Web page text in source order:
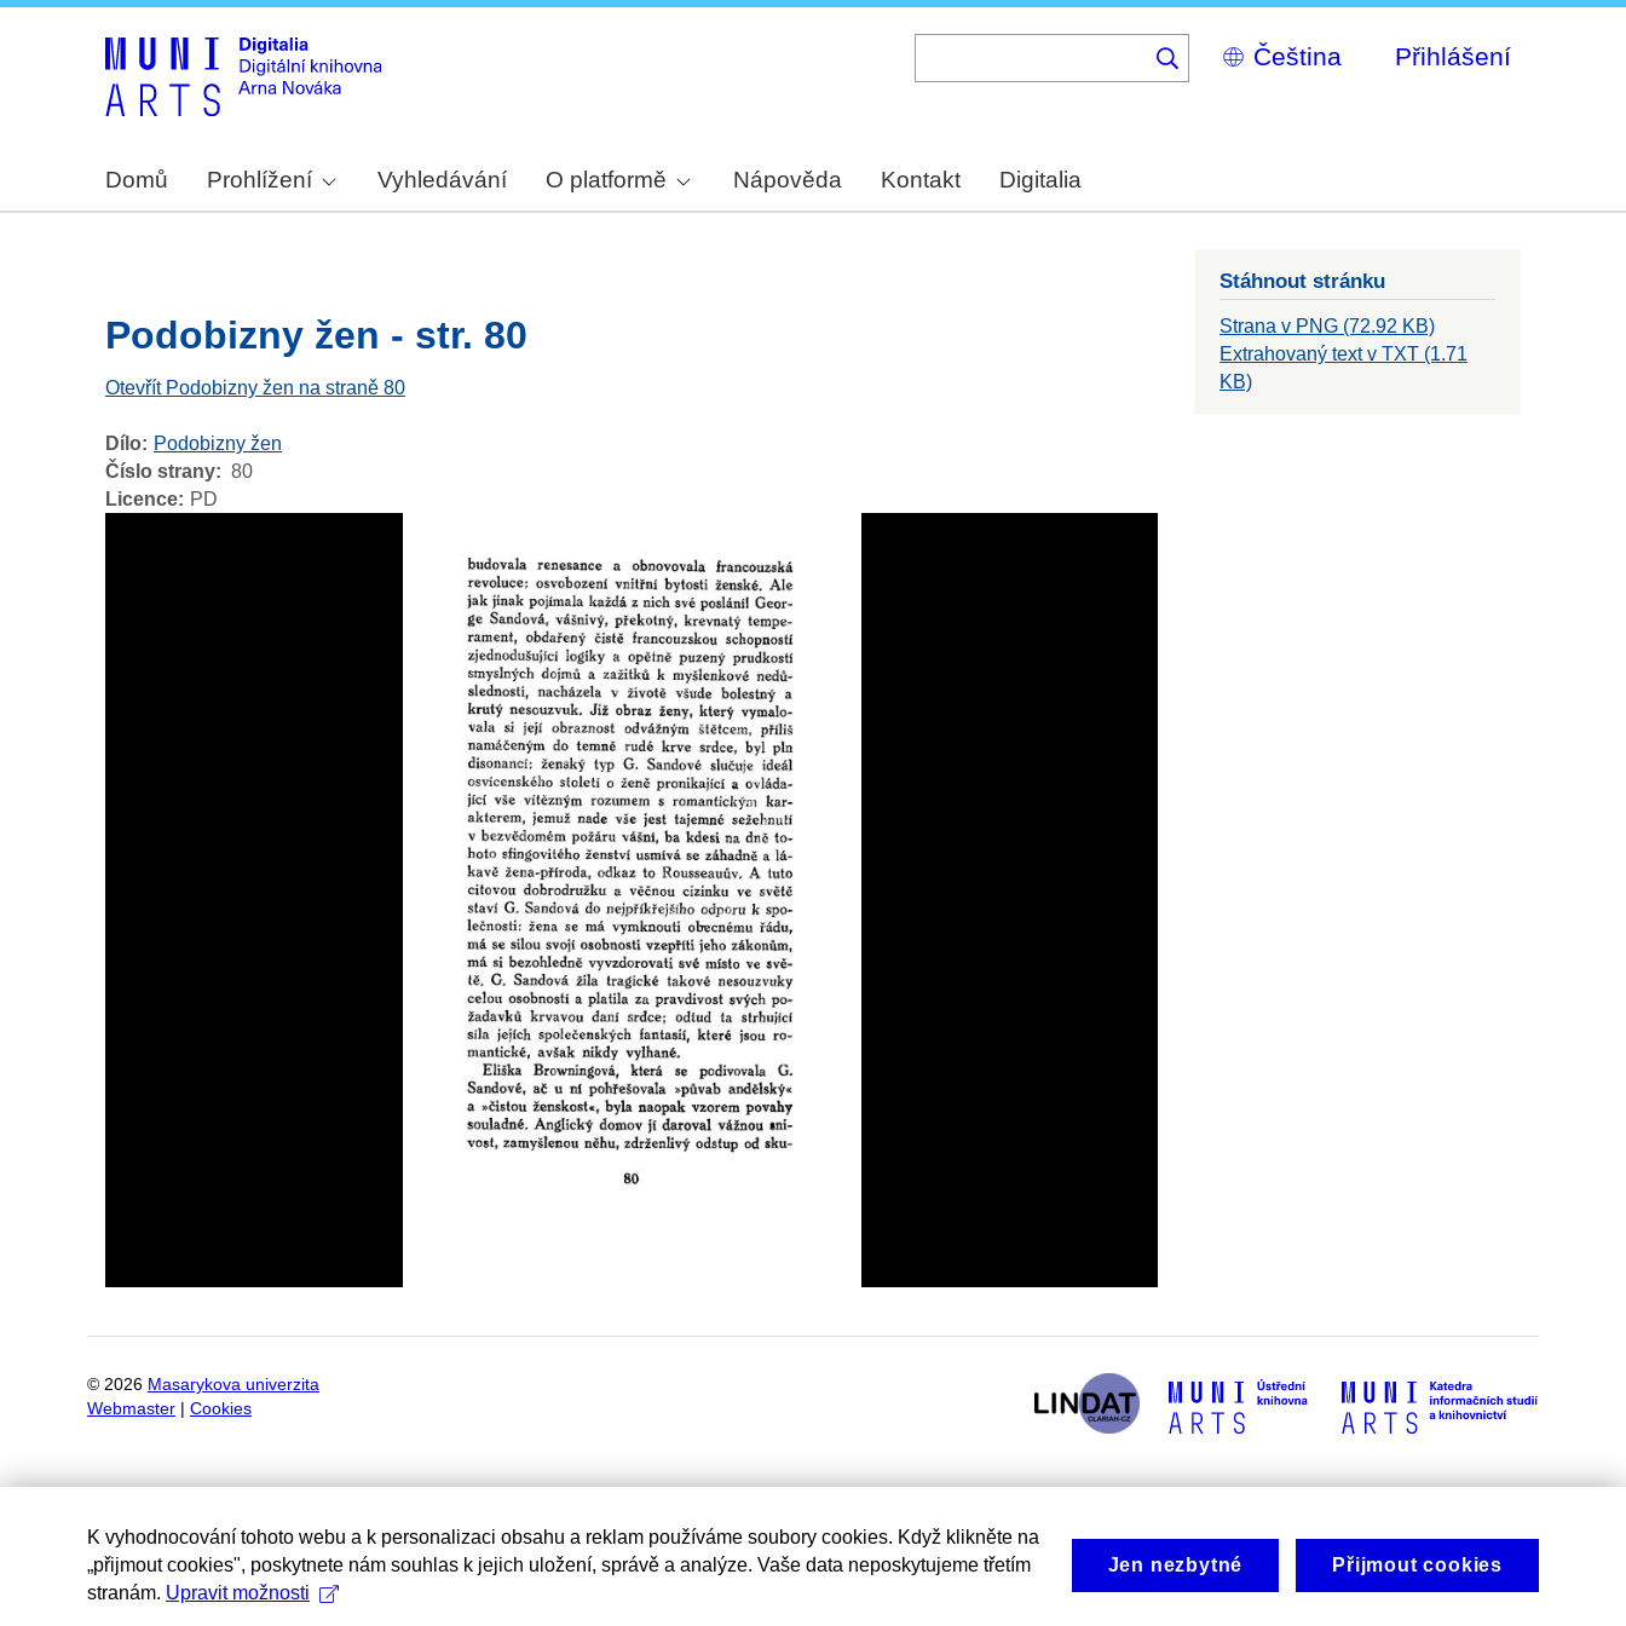
Select
your
Přihlášení
Domů Prohlížení Vyhledávání O platformě Nápověda Kontakt Digitalia
Podobizny žen - str. 80
Otevřít Podobizny žen na straně 80
Dílo
Podobizny žen
Číslo strany
80
Licence
PD
Stáhnout stránku
Strana v PNG (72.92 KB)
Extrahovaný text v TXT (1.71
KB)
© 2026 Masarykova univerzita
Webmaster
Cookies
K vyhodnocování tohoto webu a k personalizaci obsahu a reklam používáme soubory cookies. Když klikněte na
„přijmout cookies", poskytnete nám souhlas k jejich uložení, správě a analýze. Vaše data neposkytujeme třetím
stranám. Upravit možnosti
Jen nezbytné Přijmout cookies